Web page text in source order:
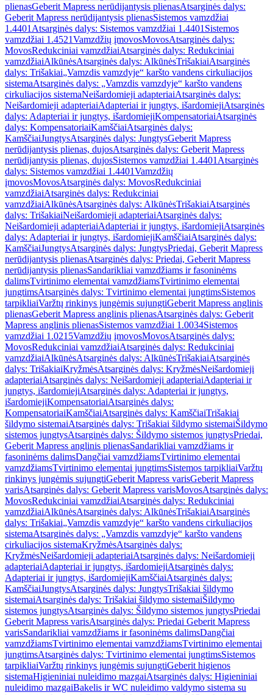
plienasGeberit Mapress nerūdijantysis plienasAtsarginės dalys:
Geberit Mapress nerūdijantysis plienasSistemos vamzdžiai
1.4401 Atsarginės dalys: Sistemos vamzdžiai 1.4401 Sistemos
vamzdžiai 1.4521Vamzdžių įmovosMovosAtsarginės dalys:
MovosRedukciniai vamzdžiaiAtsarginės dalys: Redukciniai
vamzdžiaiAlkūnėsAtsarginės dalys: AlkūnėsTrišakiaiAtsarginės
dalys: Trišakiai„Vamzdis vamzdyje“ karšto vandens cirkuliacijos
sistemaAtsarginės dalys: „Vamzdis vamzdyje“ karšto vandens
cirkuliacijos sistemaNeišardomieji adapteriaiAtsarginės dalys:
Neišardomieji adapteriaiAdapteriai ir jungtys, išardomiejiAtsarginės
dalys: Adapteriai ir jungtys, išardomiejiKompensatoriaiAtsarginės
dalys: KompensatoriaiKamščiaiAtsarginės dalys:
KamščiaiJungtysAtsarginės dalys: JungtysGeberit Mapress
nerūdijantysis plienas, dujosAtsarginės dalys: Geberit Mapress
nerūdijantysis plienas, dujosSistemos vamzdžiai 1.4401 Atsarginės
dalys: Sistemos vamzdžiai 1.4401Vamzdžių
įmovosMovosAtsarginės dalys: MovosRedukciniai
vamzdžiaiAtsarginės dalys: Redukciniai
vamzdžiaiAlkūnėsAtsarginės dalys: AlkūnėsTrišakiaiAtsarginės
dalys: TrišakiaiNeišardomieji adapteriaiAtsarginės dalys:
Neišardomieji adapteriaiAdapteriai ir jungtys, išardomiejiAtsarginės
dalys: Adapteriai ir jungtys, išardomiejiKamščiaiAtsarginės dalys:
KamščiaiJungtysAtsarginės dalys: JungtysPriedai, Geberit Mapress
nerūdijantysis plienasAtsarginės dalys: Priedai, Geberit Mapress
nerūdijantysis plienasSandarikliai vamzdžiams ir fasoninėms
dalimsTvirtinimo elementai vamzdžiamsTvirtinimo elementai
jungtimsAtsarginės dalys: Tvirtinimo elementai jungtimsSistemos
tarpikliaiVaržtų rinkinys jungėmis sujungtiGeberit Mapress anglinis
plienasGeberit Mapress anglinis plienasAtsarginės dalys: Geberit
Mapress anglinis plienasSistemos vamzdžiai 1.0034Sistemos
vamzdžiai 1.0215Vamzdžių įmovosMovosAtsarginės dalys:
MovosRedukciniai vamzdžiaiAtsarginės dalys: Redukciniai
vamzdžiaiAlkūnėsAtsarginės dalys: AlkūnėsTrišakiaiAtsarginės
dalys: TrišakiaiKryžmėsAtsarginės dalys: KryžmėsNeišardomieji
adapteriaiAtsarginės dalys: Neišardomieji adapteriaiAdapteriai ir
jungtys, išardomiejiAtsarginės dalys: Adapteriai ir jungtys,
išardomiejiKompensatoriaiAtsarginės dalys:
KompensatoriaiKamščiaiAtsarginės dalys: KamščiaiTrišakiai
šildymo sistemaiAtsarginės dalys: Trišakiai šildymo sistemaiŠildymo
sistemos jungtysAtsarginės dalys: Šildymo sistemos jungtysPriedai,
Geberit Mapress anglinis plienasSandarikliai vamzdžiams ir
fasoninėms dalimsDangčiai vamzdžiamsTvirtinimo elementai
vamzdžiamsTvirtinimo elementai jungtimsSistemos tarpikliaiVaržtų
rinkinys jungėmis sujungtiGeberit Mapress varisGeberit Mapress
varisAtsarginės dalys: Geberit Mapress varisMovosAtsarginės dalys:
MovosRedukciniai vamzdžiaiAtsarginės dalys: Redukciniai
vamzdžiaiAlkūnėsAtsarginės dalys: AlkūnėsTrišakiaiAtsarginės
dalys: Trišakiai„Vamzdis vamzdyje“ karšto vandens cirkuliacijos
sistemaAtsarginės dalys: „Vamzdis vamzdyje“ karšto vandens
cirkuliacijos sistemaKryžmėsAtsarginės dalys:
KryžmėsNeišardomieji adapteriaiAtsarginės dalys: Neišardomieji
adapteriaiAdapteriai ir jungtys, išardomiejiAtsarginės dalys:
Adapteriai ir jungtys, išardomiejiKamščiaiAtsarginės dalys:
KamščiaiJungtysAtsarginės dalys: JungtysTrišakiai šildymo
sistemaiAtsarginės dalys: Trišakiai šildymo sistemaiŠildymo
sistemos jungtysAtsarginės dalys: Šildymo sistemos jungtysPriedai
Geberit Mapress varisAtsarginės dalys: Priedai Geberit Mapress
varisSandarikliai vamzdžiams ir fasoninėms dalimsDangčiai
vamzdžiamsTvirtinimo elementai vamzdžiamsTvirtinimo elementai
jungtimsAtsarginės dalys: Tvirtinimo elementai jungtimsSistemos
tarpikliaiVaržtų rinkinys jungėmis sujungtiGeberit higienos
sistemaHigieniniai nuleidimo mazgaiAtsarginės dalys: Higieniniai
nuleidimo mazgaiBakelis ir WC nuleidimo valdymo sistema su